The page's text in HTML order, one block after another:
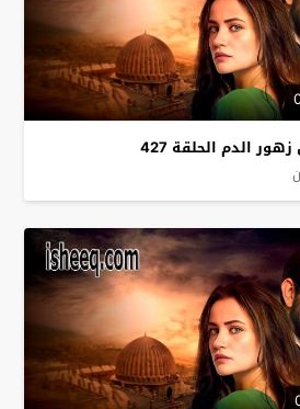
الدم الحلقة 427